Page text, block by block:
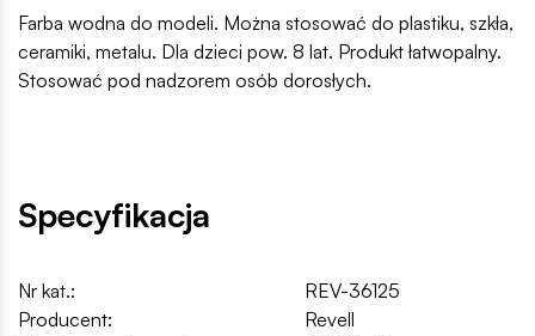
Farba wodna do modeli. Można stosować do plastiku, szkła,
ceramiki, metalu. Dla dzieci pow. 8 lat. Produkt łatwopalny.
Stosować pod nadzorem osób dorosłych.
Specyfikacja
Nr kat.:
REV-36125
Producent:
Revell